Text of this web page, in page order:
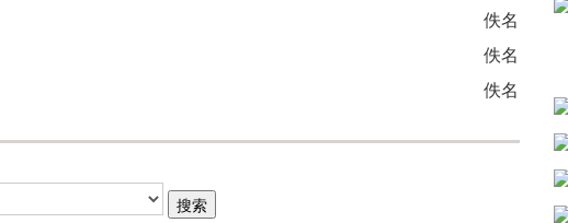
佚名
佚名
佚名